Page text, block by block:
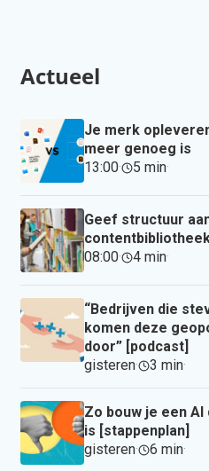
Actueel
Je merk
meer genoeg is
13:00· 5 min·
Geef structuur
08:00· 4 min·
“Bedrijven die
komen deze
door” [podcast]
gisteren· 3 min·
Zo bouw je een
is [stappenplan]
gisteren· 6 min·